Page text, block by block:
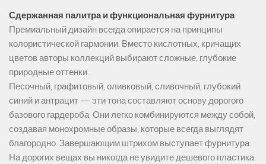
Сдержанная палитра и функциональная фурнитура
Премиальный дизайн всегда опирается на принципы
колористической гармонии. Вместо кислотных, кричащих
цветов авторы коллекций выбирают сложные, глубокие
природные оттенки.
Песочный, графитовый, оливковый, сливочный, глубокий
синий и антрацит — эти тона составляют основу дорогого
базового гардероба. Они легко комбинируются между собой,
создавая монохромные образы, которые всегда выглядят
благородно. Завершающим штрихом выступает фурнитура.
На дорогих вещах вы никогда не увидите дешевого пластика: